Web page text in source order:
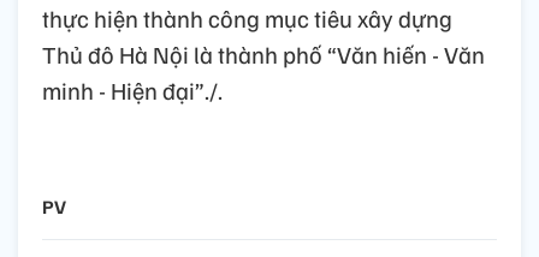
thực hiện thành công mục tiêu xây dựng
Thủ đô Hà Nội là thành phố “Văn hiến - Văn
minh - Hiện đại”./.
PV